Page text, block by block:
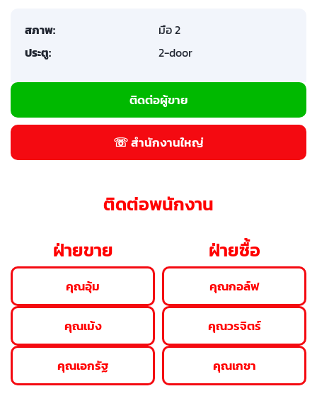
สภาพ:
มือ 2
ประตู:
2-door
ติดต่อผู้ขาย
☏ สำนักงานใหญ่
ติดต่อพนักงาน
ฝ่ายขาย
คุณอุ้ม
คุณเม้ง
คุณเอกรัฐ
ฝ่ายซื้อ
คุณกอล์ฟ
คุณวรจิตร์
คุณเกชา